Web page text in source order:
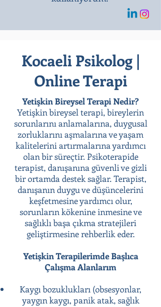
Kocaeli Psikolog |
Online Terapi
Yetişkin Bireysel Terapi Nedir?
Yetişkin bireysel terapi, bireylerin
sorunlarını anlamalarına, duygusal
zorluklarını aşmalarına ve yaşam
kalitelerini artırmalarına yardımcı
olan bir süreçtir. Psikoterapide
terapist, danışanına güvenli ve gizli
bir ortamda destek sağlar. Terapist,
danışanın duygu ve düşüncelerini
keşfetmesine yardımcı olur,
sorunların kökenine inmesine ve
sağlıklı başa çıkma stratejileri
geliştirmesine rehberlik eder.
Yetişkin Terapilerimde Başlıca
Çalışma Alanlarım
Kaygı bozuklukları (obsesyonlar,
yaygın kaygı, panik atak, sağlık